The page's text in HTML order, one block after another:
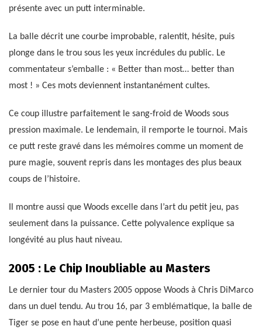
présente avec un putt interminable.
La balle décrit une courbe improbable, ralentit, hésite, puis
plonge dans le trou sous les yeux incrédules du public. Le
commentateur s’emballe : « Better than most… better than
most ! » Ces mots deviennent instantanément cultes.
Ce coup illustre parfaitement le sang-froid de Woods sous
pression maximale. Le lendemain, il remporte le tournoi. Mais
ce putt reste gravé dans les mémoires comme un moment de
pure magie, souvent repris dans les montages des plus beaux
coups de l’histoire.
Il montre aussi que Woods excelle dans l’art du petit jeu, pas
seulement dans la puissance. Cette polyvalence explique sa
longévité au plus haut niveau.
2005 : Le Chip Inoubliable au Masters
Le dernier tour du Masters 2005 oppose Woods à Chris DiMarco
dans un duel tendu. Au trou 16, par 3 emblématique, la balle de
Tiger se pose en haut d’une pente herbeuse, position quasi